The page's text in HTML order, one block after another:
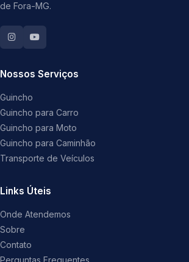
de Fora-MG.
Nossos Serviços
Guincho
Guincho para Carro
Guincho para Moto
Guincho para Caminhão
Transporte de Veículos
Links Úteis
Onde Atendemos
Sobre
Contato